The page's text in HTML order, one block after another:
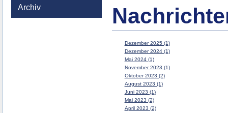
Archiv
Dezember 2025 (1)
Dezember 2024 (1)
Mai 2024 (1)
November 2023 (1)
Oktober 2023 (2)
August 2023 (1)
Juni 2023 (1)
Mai 2023 (2)
April 2023 (2)